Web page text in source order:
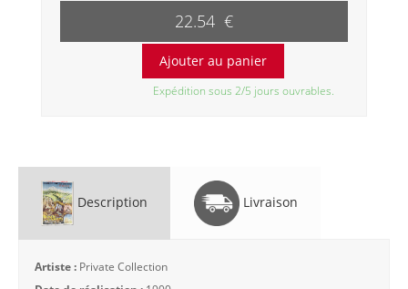
22.54 €
Expédition sous 2/5 jours ouvrables.
Description Livraison
Artiste : Private Collection